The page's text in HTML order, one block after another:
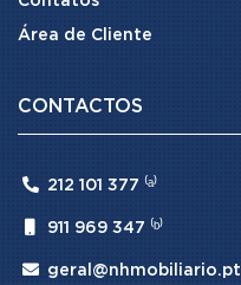
Área de Cliente
CONTACTOS
 212 101 377 ⁽ᵃ⁾
911 969 347 ⁽ᵇ⁾
 geral@nhmobiliario.pt